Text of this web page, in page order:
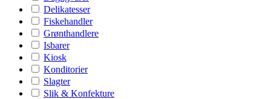
Delikatesser
Fiskehandler
Grønthandlere
Isbarer
Kiosk
Konditorier
Slagter
Slik & Konfekture